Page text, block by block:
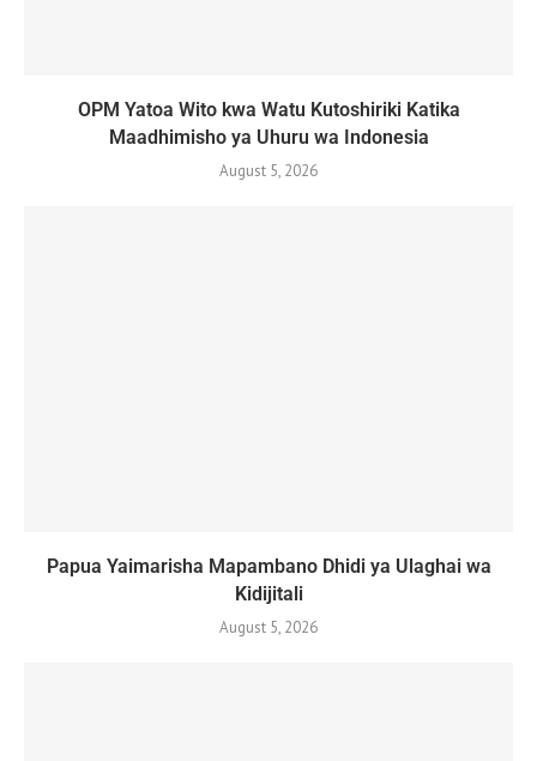
OPM Yatoa Wito kwa Watu Kutoshiriki Katika
Maadhimisho ya Uhuru wa Indonesia
August 5, 2026
Papua Yaimarisha Mapambano Dhidi ya Ulaghai wa
Kidijitali
August 5, 2026